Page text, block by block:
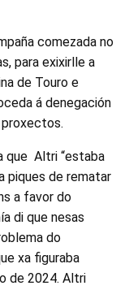
comezada no
para exixirlle a
de Touro e
á denegación
que Altri “estaba
piques de rematar
a favor do
di que nesas
do
xa figuraba
de 2024. Altri